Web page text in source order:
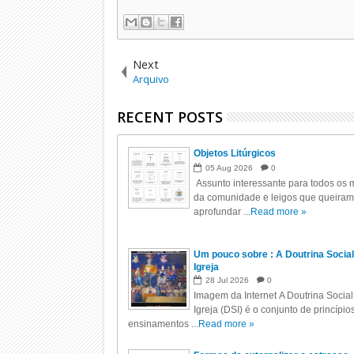
Next
Arquivo
RECENT POSTS
Objetos Litúrgicos
05 Aug 2026 0
Assunto interessante para todos os
da comunidade e leigos que
aprofundar ...Read more »
Um pouco sobre : A Doutrina
Igreja
28 Jul 2026 0
Imagem da Internet A Doutrina
Igreja (DSI) é o conjunto de
ensinamentos ...Read more »